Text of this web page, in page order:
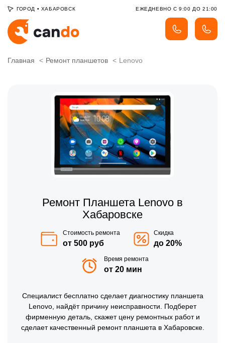
ГОРОД • ХАБАРОВСК ЕЖЕДНЕВНО С 9:00 ДО 21:00
Главная Ремонт планшетов Lenovo
Ремонт Планшета Lenovo в
Хабаровске
Стоимость ремонта
от 500 руб
Скидка
до 20%
Время ремонта
от 20 мин
Специалист бесплатно сделает диагностику планшета
Lenovo, найдёт причину неисправности. Подберет
фирменную деталь, скажет цену ремонтных работ и
сделает качественный ремонт планшета в Хабаровске.